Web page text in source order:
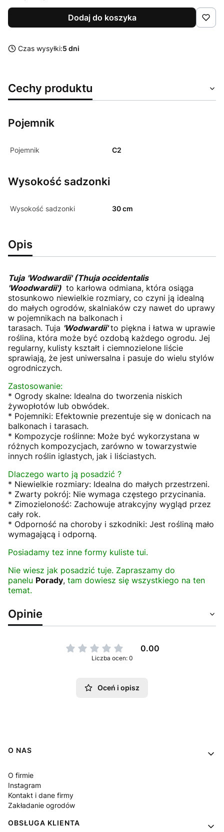
Dodaj do koszyka
Czas wysyłki:5 dni
Cechy produktu
Pojemnik
Pojemnik C2
Wysokość sadzonki
Wysokość sadzonki 30 cm
Opis
Tuja 'Wodwardii' (Thuja occidentalis
'Woodwardii') to karłowa odmiana, która osiąga
stosunkowo niewielkie rozmiary, co czyni ją idealną
do małych ogrodów, skalniaków czy nawet do uprawy
w pojemnikach na balkonach i
tarasach. Tuja 'Wodwardii'to piękna i łatwa w uprawie
roślina, która może być ozdobą każdego ogrodu. Jej
regularny, kulisty kształt i ciemnozielone liście
sprawiają, że jest uniwersalna i pasuje do wielu stylów
ogrodniczych.
Zastosowanie:
* Ogrody skalne: Idealna do tworzenia niskich
żywopłotów lub obwódek.
* Pojemniki: Efektownie prezentuje się w donicach na
balkonach i tarasach.
* Kompozycje roślinne: Może być wykorzystana w
różnych kompozycjach, zarówno w towarzystwie
innych roślin iglastych, jak i liściastych.
Dlaczego warto ją posadzić ?
* Niewielkie rozmiary: Idealna do małych przestrzeni.
* Zwarty pokrój: Nie wymaga częstego przycinania.
* Zimozieloność: Zachowuje atrakcyjny wygląd przez
cały rok.
* Odporność na choroby i szkodniki: Jest rośliną mało
wymagającą i odporną.
Posiadamy tez inne formy kuliste tui.
Nie wiesz jak posadzić tuje. Zapraszamy do
panelu Porady, tam dowiesz się wszystkiego na ten
temat.
Opinie
0.00
Liczba ocen: 0
Oceń i opisz
Linki w stopce
O NAS
O firmie
Instagram
Kontakt i dane firmy
Zakładanie ogrodów
OBSŁUGA KLIENTA